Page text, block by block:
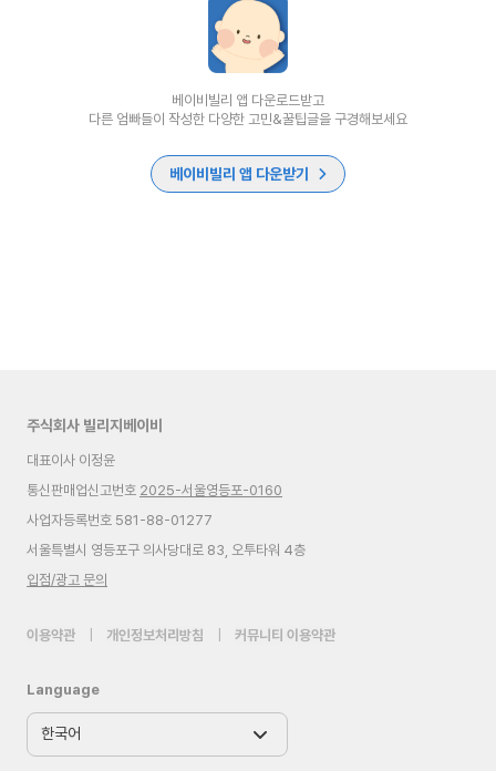
베이비빌리 앱 다운로드받고
다른 엄빠들이 작성한 다양한 고민&꿀팁글을 구경해보세요
베이비빌리 앱 다운받기
주식회사 빌리지베이비
대표이사 이정윤
통신판매업신고번호 2025-서울영등포-0160
사업자등록번호 581-88-01277
서울특별시 영등포구 의사당대로 83, 오투타워 4층
입점/광고 문의
이용약관 개인정보처리방침 커뮤니티 이용약관
Language